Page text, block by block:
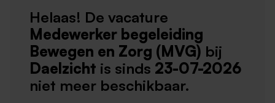
Helaas! De vacature
Medewerker begeleiding
Bewegen en Zorg (MVG) bij
Daelzicht is sinds 23-07-2026
niet meer beschikbaar.